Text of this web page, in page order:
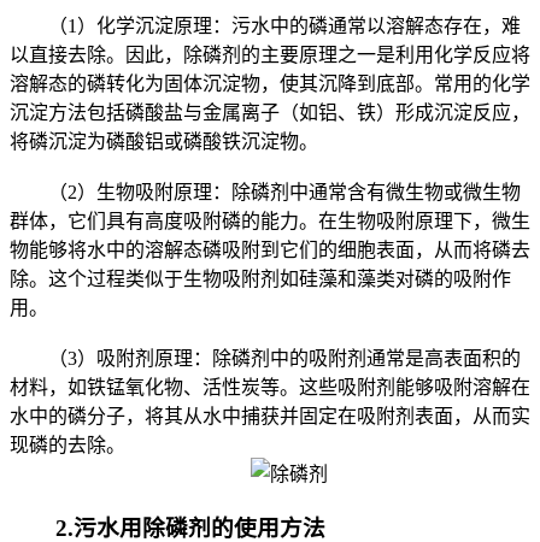
（1）化学沉淀原理：污水中的磷通常以溶解态存在，难
以直接去除。因此，除磷剂的主要原理之一是利用化学反应将
溶解态的磷转化为固体沉淀物，使其沉降到底部。常用的化学
沉淀方法包括磷酸盐与金属离子（如铝、铁）形成沉淀反应，
将磷沉淀为磷酸铝或磷酸铁沉淀物。
（2）生物吸附原理：除磷剂中通常含有微生物或微生物
群体，它们具有高度吸附磷的能力。在生物吸附原理下，微生
物能够将水中的溶解态磷吸附到它们的细胞表面，从而将磷去
除。这个过程类似于生物吸附剂如硅藻和藻类对磷的吸附作
用。
（3）吸附剂原理：除磷剂中的吸附剂通常是高表面积的
材料，如铁锰氧化物、活性炭等。这些吸附剂能够吸附溶解在
水中的磷分子，将其从水中捕获并固定在吸附剂表面，从而实
现磷的去除。
2.污水用除磷剂的使用方法